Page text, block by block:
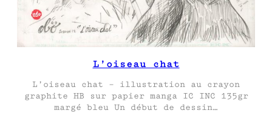
L’oiseau chat
L’oiseau chat – illustration au crayon
graphite HB sur papier manga IC INC 135gr
margé bleu Un début de dessin…